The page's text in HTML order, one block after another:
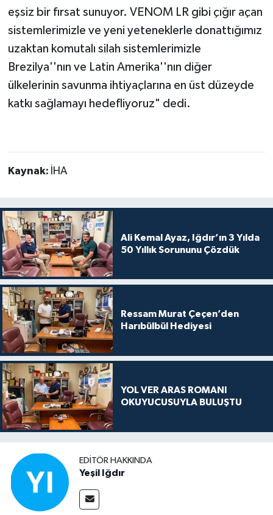
eşsiz bir fırsat sunuyor. VENOM LR gibi çığır açan
sistemlerimizle ve yeni yeteneklerle donattığımız
uzaktan komutalı silah sistemlerimizle
Brezilya''nın ve Latin Amerika''nın diğer
ülkelerinin savunma ihtiyaçlarına en üst düzeyde
katkı sağlamayı hedefliyoruz" dedi.
Kaynak: İHA
Ali Kemal Ayaz, Iğdır’ın 3 Yılda
50 Yıllık Sorununu Çözdük
Ressam Murat Çeçen’den
Harıbülbül Hediyesi
YOL VER ARAS ROMANI
OKUYUCUSUYLA BULUŞTU
EDITÖR HAKKINDA
Yeşil Iğdır